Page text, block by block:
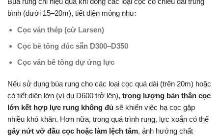
bình (dưới 15–20m), tiết diện mỏng như:
Cọc ván thép (cừ Larsen)
Cọc bê tông đúc sẵn D300–D350
Cọc ván bê tông dự ứng lực
Nếu sử dụng búa rung cho các loại cọc quá dài (trên 20m) hoặc
có tiết diện lớn (ví dụ D600 trở lên), trọng lượng bản thân cọc
lớn kết hợp lực rung không đủ sẽ khiến việc hạ cọc gặp
nhiều khó khăn. Hơn nữa, trong quá trình rung, lực xoắn có thể
gây nứt vỡ đầu cọc hoặc làm lệch tâm, ảnh hưởng chất